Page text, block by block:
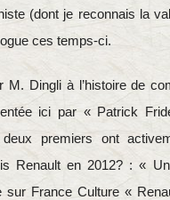
(dont je reconnais la
ces temps-ci.
Dingli à l’histoire de
ici par « Patrick
premiers ont
Renault en 2012? : «
sur France Culture «